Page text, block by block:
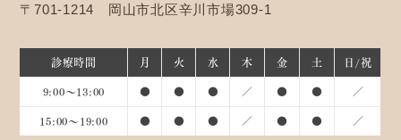
〒701-1214 岡山市北区辛川市場309-1
診療時間 月 火 水 木 金 土
日/祝
9:00～13:00
● ● ● ／ ● ●
／
15:00～19:00
● ● ● ／ ● ● ／